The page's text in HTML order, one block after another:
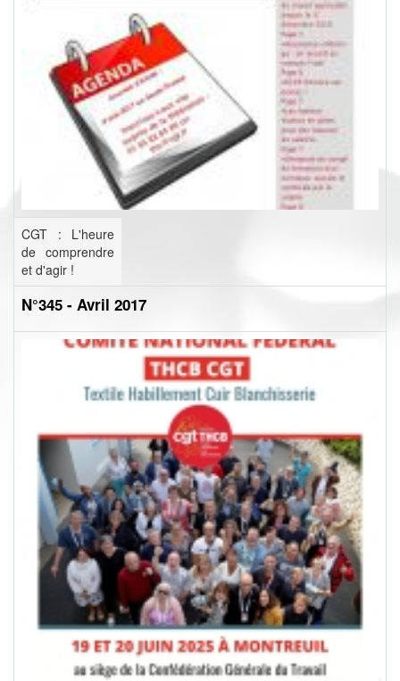
CGT : L'heure
de comprendre
et d'agir !
N°345 - Avril 2017